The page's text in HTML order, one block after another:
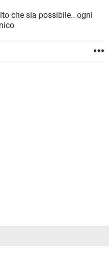
che sia possibile.. ogni